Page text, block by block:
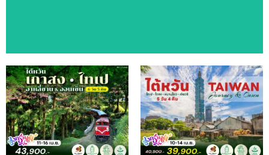
ทัวร์แนะนำ
สัมผัสประสบการณ์ท่องเที่ยวหลากหลายประเทศ ด้วยโปรแกรมทัวร์
คุณภาพจาก SBA Travel